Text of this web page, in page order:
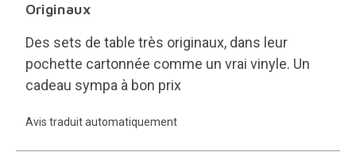
Originaux
Des sets de table très originaux, dans leur
pochette cartonnée comme un vrai vinyle. Un
cadeau sympa à bon prix
Avis traduit automatiquement